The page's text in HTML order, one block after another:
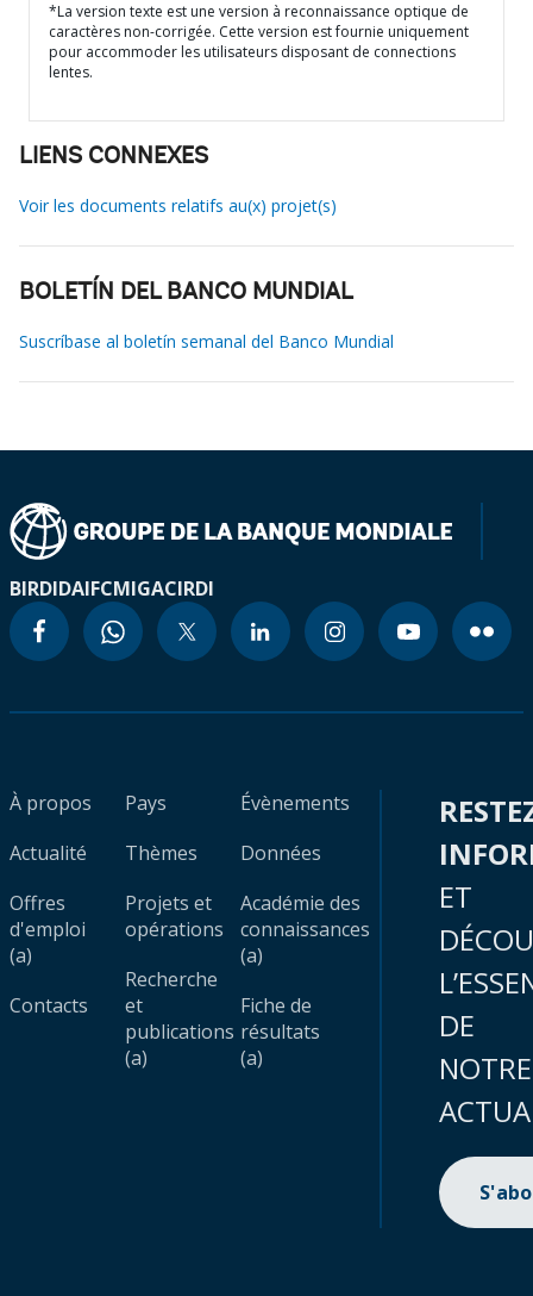
*La version texte est une version à reconnaissance optique de
caractères non-corrigée. Cette version est fournie uniquement
pour accommoder les utilisateurs disposant de connections
lentes.
LIENS CONNEXES
Voir les documents relatifs au(x) projet(s)
BOLETÍN DEL BANCO MUNDIAL
Suscríbase al boletín semanal del Banco Mundial
BIRDIDAIFCMIGACIRDI
À propos
Actualité
Offres
d'emploi
(a)
Contacts
Pays
Thèmes
Projets et
opérations
Recherche
et
publications
(a)
Évènements
Données
Académie des
connaissances
(a)
Fiche de
résultats
(a)
ET
DE
NOTRE